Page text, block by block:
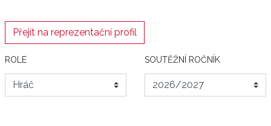
Přejít na reprezentační profil
ROLE SOUTĚŽNÍ ROČNÍK